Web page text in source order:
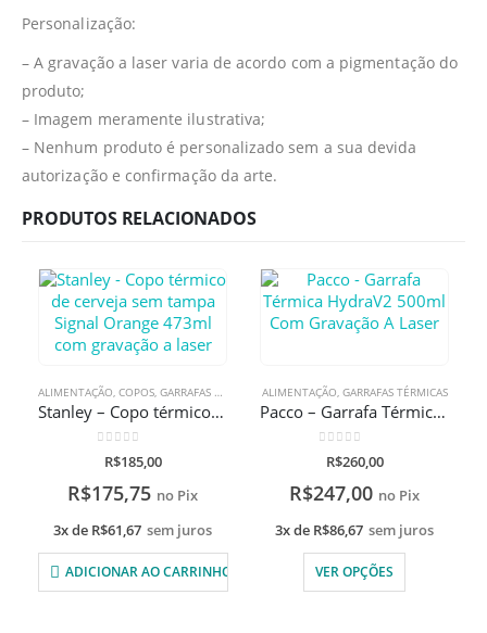
Personalização:
– A gravação a laser varia de acordo com a pigmentação do
produto;
– Imagem meramente ilustrativa;
– Nenhum produto é personalizado sem a sua devida
autorização e confirmação da arte.
PRODUTOS RELACIONADOS
ALIMENTAÇÃO, COPOS, GARRAFAS TÉRMICAS
Stanley – Copo térmico de cerveja sem tampa Signal Orange 473ml com gravação a laser
de 5
R$185,00
R$175,75 no Pix
3x de R$61,67 sem juros
ADICIONAR AO CARRINHO
ALIMENTAÇÃO, GARRAFAS TÉRMICAS
Pacco – Garrafa Térmica HydraV2 500ml Com Gravação A Laser
de 5
R$260,00
R$247,00 no Pix
3x de R$86,67 sem juros
VER OPÇÕES